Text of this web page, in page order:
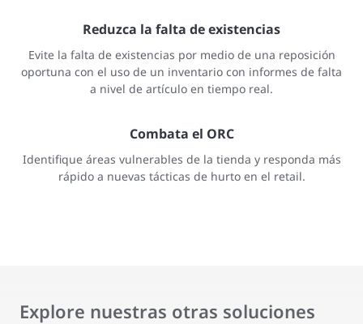
Reduzca la falta de existencias
Evite la falta de existencias por medio de una reposición
oportuna con el uso de un inventario con informes de falta
a nivel de artículo en tiempo real.
Combata el ORC
Identifique áreas vulnerables de la tienda y responda más
rápido a nuevas tácticas de hurto en el retail.
Explore nuestras otras soluciones